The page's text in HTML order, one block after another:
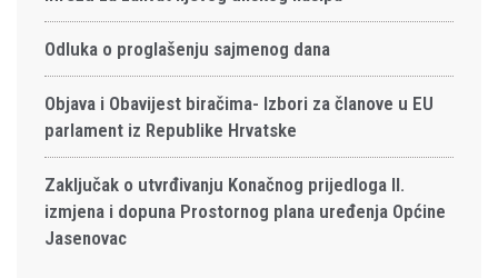
Odluka o proglašenju sajmenog dana
Objava i Obavijest biračima- Izbori za članove u EU
parlament iz Republike Hrvatske
Zaključak o utvrđivanju Konačnog prijedloga II.
izmjena i dopuna Prostornog plana uređenja Općine
Jasenovac